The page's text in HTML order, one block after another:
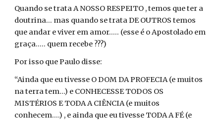
Quando se trata A NOSSO RESPEITO , temos que ter a
doutrina... mas quando se trata DE OUTROS temos
que andar e viver em amor..... (esse é o Apostolado em
graça..... quem recebe ???)
Por isso que Paulo disse:
“Ainda que eu tivesse O DOM DA PROFECIA (e muitos
na terra tem...) e CONHECESSE TODOS OS
MISTÉRIOS E TODA A CIÊNCIA (e muitos
conhecem....) , e ainda que eu tivesse TODA A FÉ (e